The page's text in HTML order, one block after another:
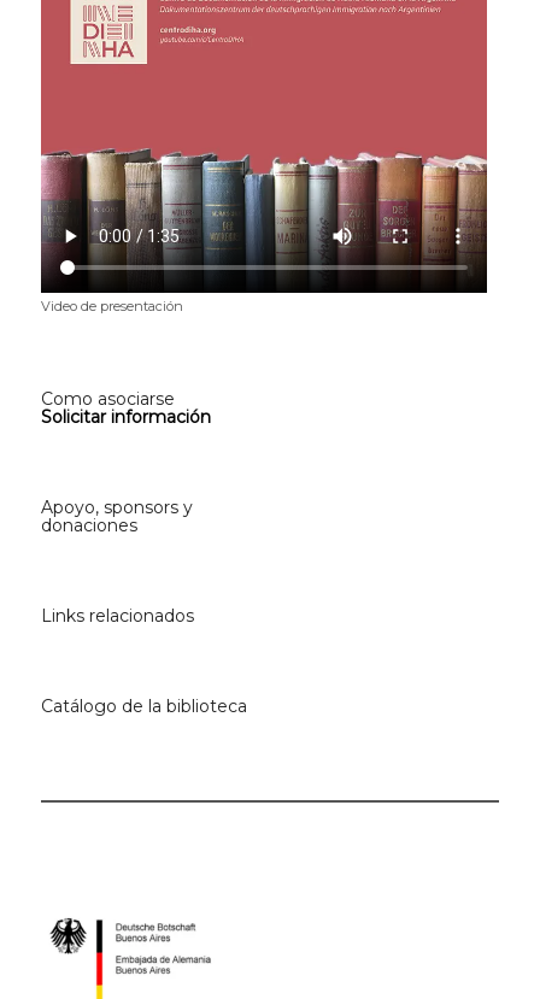
Video de presentación
Como asociarse
Solicitar información
Apoyo, sponsors y
donaciones
Links relacionados
Catálogo de la biblioteca